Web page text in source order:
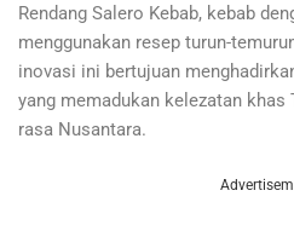
Rendang Salero Kebab, kebab
menggunakan resep turun-
inovasi ini bertujuan
yang memadukan kelezatan khas
rasa Nusantara.